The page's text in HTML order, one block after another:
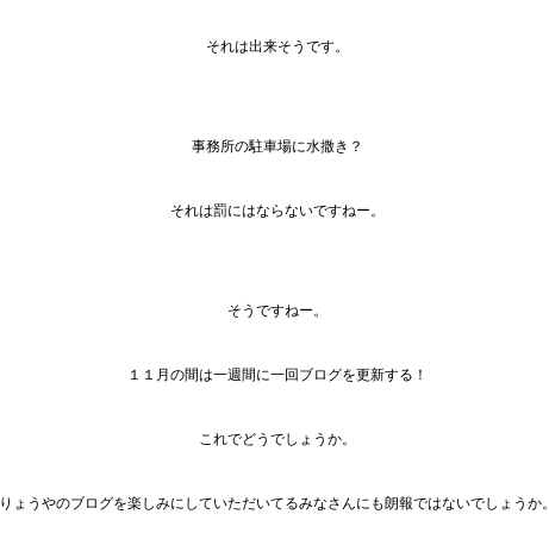
それは出来そうです。
事務所の駐車場に水撒き？
それは罰にはならないですねー。
そうですねー。
１１月の間は一週間に一回ブログを更新する！
これでどうでしょうか。
りょうやのブログを楽しみにしていただいてるみなさんにも朗報ではないでしょうか。